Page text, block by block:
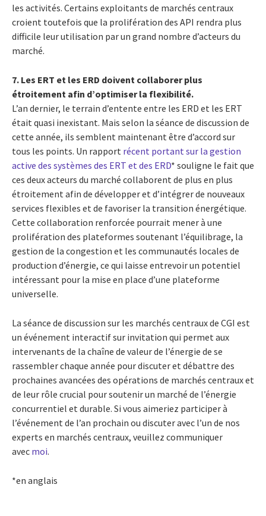
les activités. Certains exploitants de marchés centraux
croient toutefois que la prolifération des API rendra plus
difficile leur utilisation par un grand nombre d’acteurs du
marché.
7. Les ERT et les ERD doivent collaborer plus
étroitement afin d’optimiser la flexibilité.
L’an dernier, le terrain d’entente entre les ERD et les ERT
était quasi inexistant. Mais selon la séance de discussion de
cette année, ils semblent maintenant être d’accord sur
tous les points. Un rapport récent portant sur la gestion
active des systèmes des ERT et des ERD* souligne le fait que
ces deux acteurs du marché collaborent de plus en plus
étroitement afin de développer et d’intégrer de nouveaux
services flexibles et de favoriser la transition énergétique.
Cette collaboration renforcée pourrait mener à une
prolifération des plateformes soutenant l’équilibrage, la
gestion de la congestion et les communautés locales de
production d’énergie, ce qui laisse entrevoir un potentiel
intéressant pour la mise en place d’une plateforme
universelle.
La séance de discussion sur les marchés centraux de CGI est
un événement interactif sur invitation qui permet aux
intervenants de la chaîne de valeur de l’énergie de se
rassembler chaque année pour discuter et débattre des
prochaines avancées des opérations de marchés centraux et
de leur rôle crucial pour soutenir un marché de l’énergie
concurrentiel et durable. Si vous aimeriez participer à
l’événement de l’an prochain ou discuter avec l’un de nos
experts en marchés centraux, veuillez communiquer
avec moi.
*en anglais